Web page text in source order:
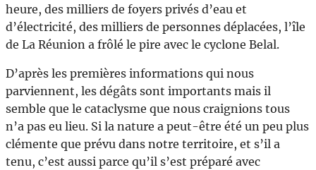
heure, des milliers de foyers privés d’eau et
d’électricité, des milliers de personnes déplacées, l’île
de La Réunion a frôlé le pire avec le cyclone Belal.
D’après les premières informations qui nous
parviennent, les dégâts sont importants mais il
semble que le cataclysme que nous craignions tous
n’a pas eu lieu. Si la nature a peut-être été un peu plus
clémente que prévu dans notre territoire, et s’il a
tenu, c’est aussi parce qu’il s’est préparé avec